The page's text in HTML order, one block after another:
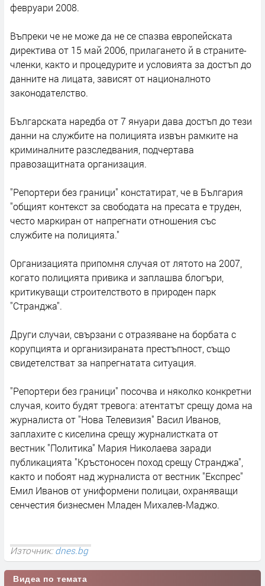
февруари 2008.
Въпреки че не може да не се спазва европейската
директива от 15 май 2006, прилагането й в страните-
членки, както и процедурите и условията за достъп до
данните на лицата, зависят от националното
законодателство.
Българската наредба от 7 януари дава достъп до тези
данни на службите на полицията извън рамките на
криминалните разследвания, подчертава
правозащитната организация.
"Репортери без граници" констатират, че в България
"общият контекст за свободата на пресата е труден,
често маркиран от напрегнати отношения със
службите на полицията."
Организацията припомня случая от лятото на 2007,
когато полицията привика и заплашва блогъри,
критикуващи строителството в природен парк
"Странджа".
Други случаи, свързани с отразяване на борбата с
корупцията и организираната престъпност, също
свидетелстват за напрегнатата ситуация.
"Репортери без граници" посочва и няколко конкретни
случая, които будят тревога: атентатът срещу дома на
журналиста от "Нова Телевизия" Васил Иванов,
заплахите с киселина срещу журналистката от
вестник "Политика" Мария Николаева заради
публикацията "Кръстоносен поход срещу Странджа",
както и побоят над журналиста от вестник "Експрес"
Емил Иванов от униформени полицаи, охраняващи
сенчестия бизнесмен Младен Михалев-Маджо.
Източник:dnes.bg
Видеа по темата